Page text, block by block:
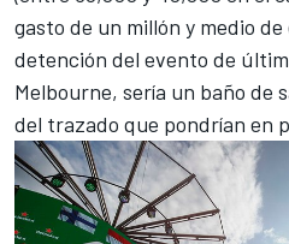
gasto de un millón y medio
detención del evento de
Melbourne, sería un baño de
del trazado que pondrían en